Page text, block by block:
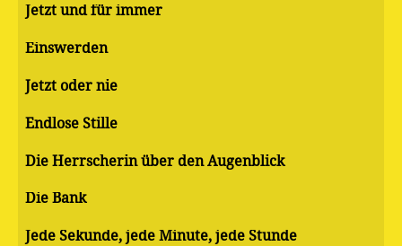
Jetzt und für immer
Einswerden
Jetzt oder nie
Endlose Stille
Die Herrscherin über den Augenblick
Die Bank
Jede Sekunde, jede Minute, jede Stunde